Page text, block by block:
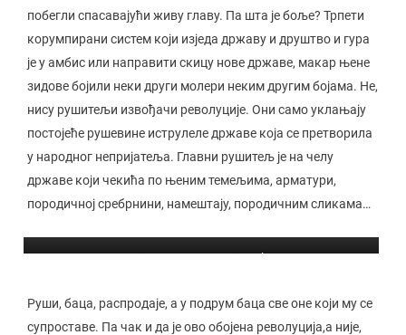
побегли спасавајући живу главу. Па шта је боље? Трпети
корумпирани систем који изједа државу и друштво и гура
је у амбис или направити скицу нове државе, макар њене
зидове бојили неки други молери неким другим бојама. Не,
нису рушитељи извођачи револуције. Они само уклањају
постојеће рушевине иструлеле државе која се претворила
у народног непријатеља. Главни рушитељ је на челу
државе који чекића по њеним темељима, арматури,
породичној сребрнини, намештају, породичним сликама…
Др Александар Дикић
Руши, баца, распродаје, а у подрум баца све оне који му се
супроставе. Па чак и да је ово обојена револуција,а није,